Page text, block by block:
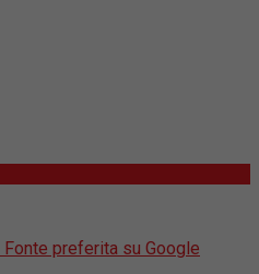
Fonte preferita su Google